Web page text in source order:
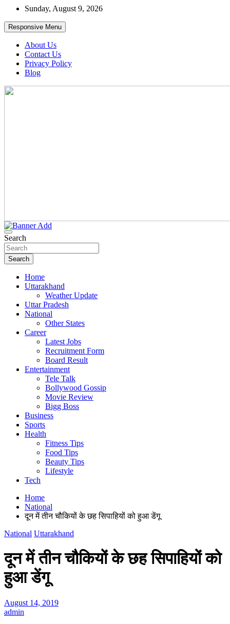
Skip
content
Sunday, August 9, 2026
Responsive Menu
About Us
Contact Us
Privacy Policy
Blog
Search
Search
Home
Uttarakhand
Weather Update
Uttar Pradesh
National
Other States
Career
Latest Jobs
Recruitment Form
Board Result
Entertainment
Tele Talk
Bollywood Gossip
Movie Review
Bigg Boss
Business
Sports
Health
Fitness Tips
Food Tips
Beauty Tips
Lifestyle
Tech
Home
National
दून में तीन चौकियों के छह सिपाहियों को हुआ डेंगू
National Uttarakhand
दून में तीन चौकियों के छह सिपाहियों को
हुआ डेंगू
August 14, 2019
admin